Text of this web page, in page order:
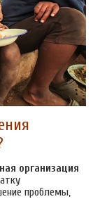
организация
проблемы,